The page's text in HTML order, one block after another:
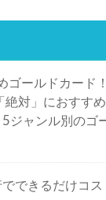
ゴールドカード
絶対」におすす
ジャンル別のゴ
できるだけコ